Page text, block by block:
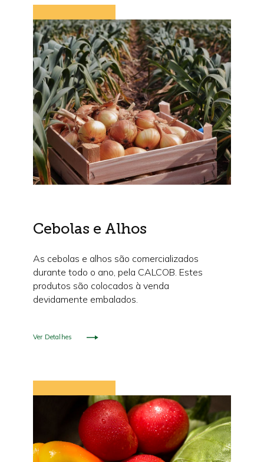
Cebolas e Alhos
As cebolas e alhos são comercializados
durante todo o ano, pela CALCOB. Estes
produtos são colocados à venda
devidamente embalados.
Ver Detalhes